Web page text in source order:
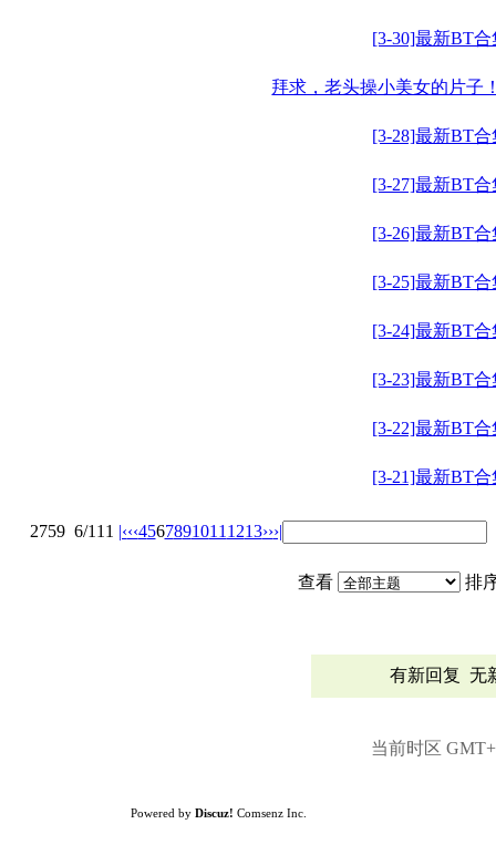
[3-30]最新BT合
拜求，老头操小美女的片子
[3-28]最新BT合
[3-27]最新BT合
[3-26]最新BT合
[3-25]最新BT合
[3-24]最新BT合
[3-23]最新BT合
[3-22]最新BT合
[3-21]最新BT合
2759 6/111 |‹‹‹4567891011 1213›››|
查看 排
有新回复 无
当前时区
Powered by Discuz! Comsenz Inc.